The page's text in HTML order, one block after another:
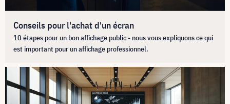
Conseils pour l'achat d'un écran
10 étapes pour un bon affichage public - nous vous expliquons ce qui
est important pour un affichage professionnel.